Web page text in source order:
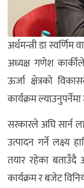
अर्थमन्त्री डा
अध्यक्ष गणेश
ऊर्जा क्षेत्रको
कार्यक्रम
सरकारले अघि सार्न
उत्पादन गर्ने लक्ष्य
तयार रहेका बताउँदै
कार्यक्रम र बजेट